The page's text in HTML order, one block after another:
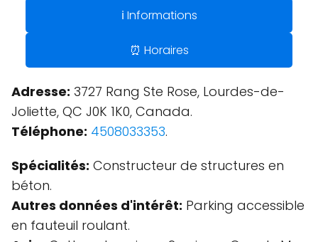
ℹ️ Informations
⏰ Horaires
Adresse: 3727 Rang Ste Rose, Lourdes-de-
Joliette, QC J0K 1K0, Canada.
Téléphone: 4508033353.
Spécialités: Constructeur de structures en
béton.
Autres données d'intérêt: Parking accessible
en fauteuil roulant.